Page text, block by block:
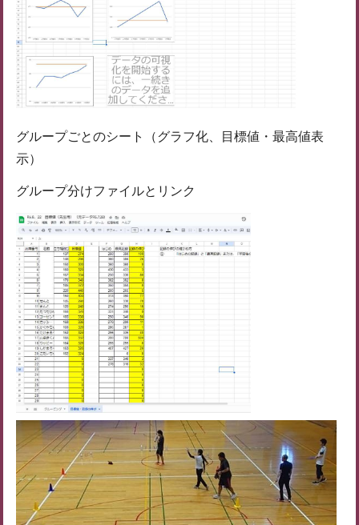
グループごとのシート（グラフ化、目標値・最高値表
示）
グループ分けファイルとリンク